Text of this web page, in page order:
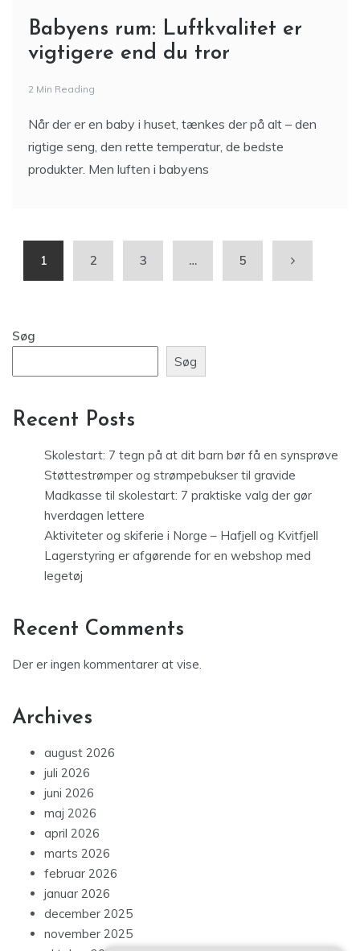
Babyens rum: Luftkvalitet er
vigtigere end du tror
2 Min Reading
Når der er en baby i huset, tænkes der på alt – den
rigtige seng, den rette temperatur, de bedste
produkter. Men luften i babyens
1 2 3 … 5
Søg
Søg
Recent Posts
Skolestart: 7 tegn på at dit barn bør få en synsprøve
Støttestrømper og strømpebukser til gravide
Madkasse til skolestart: 7 praktiske valg der gør
hverdagen lettere
Aktiviteter og skiferie i Norge – Hafjell og Kvitfjell
Lagerstyring er afgørende for en webshop med
legetøj
Recent Comments
Der er ingen kommentarer at vise.
Archives
august 2026
juli 2026
juni 2026
maj 2026
april 2026
marts 2026
februar 2026
januar 2026
december 2025
november 2025